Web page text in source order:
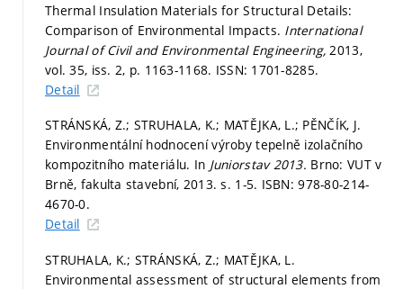
Thermal Insulation Materials for Structural Details:
Comparison of Environmental Impacts. International
Journal of Civil and Environmental Engineering, 2013,
vol. 35, iss. 2, p. 1163-1168. ISSN: 1701-8285.
Detail
STRÁNSKÁ, Z.; STRUHALA, K.; MATĚJKA, L.; PĚNČÍK, J.
Environmentální hodnocení výroby tepelně izolačního
kompozitního materiálu. In Juniorstav 2013. Brno: VUT v
Brně, fakulta stavební, 2013.s. 1-5. ISBN: 978-80-214-
4670-0.
Detail
STRUHALA, K.; STRÁNSKÁ, Z.; MATĚJKA, L.
Environmental assessment of structural elements from